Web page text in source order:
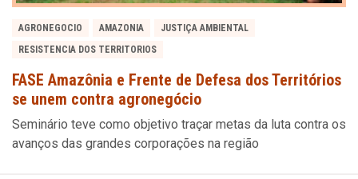
AGRONEGOCIO AMAZONIA
JUSTIÇA AMBIENTAL
RESISTENCIA DOS TERRITORIOS
FASE Amazônia e Frente de Defesa dos Territórios
se unem contra agronegócio
Seminário teve como objetivo traçar metas da luta contra os
avanços das grandes corporações na região